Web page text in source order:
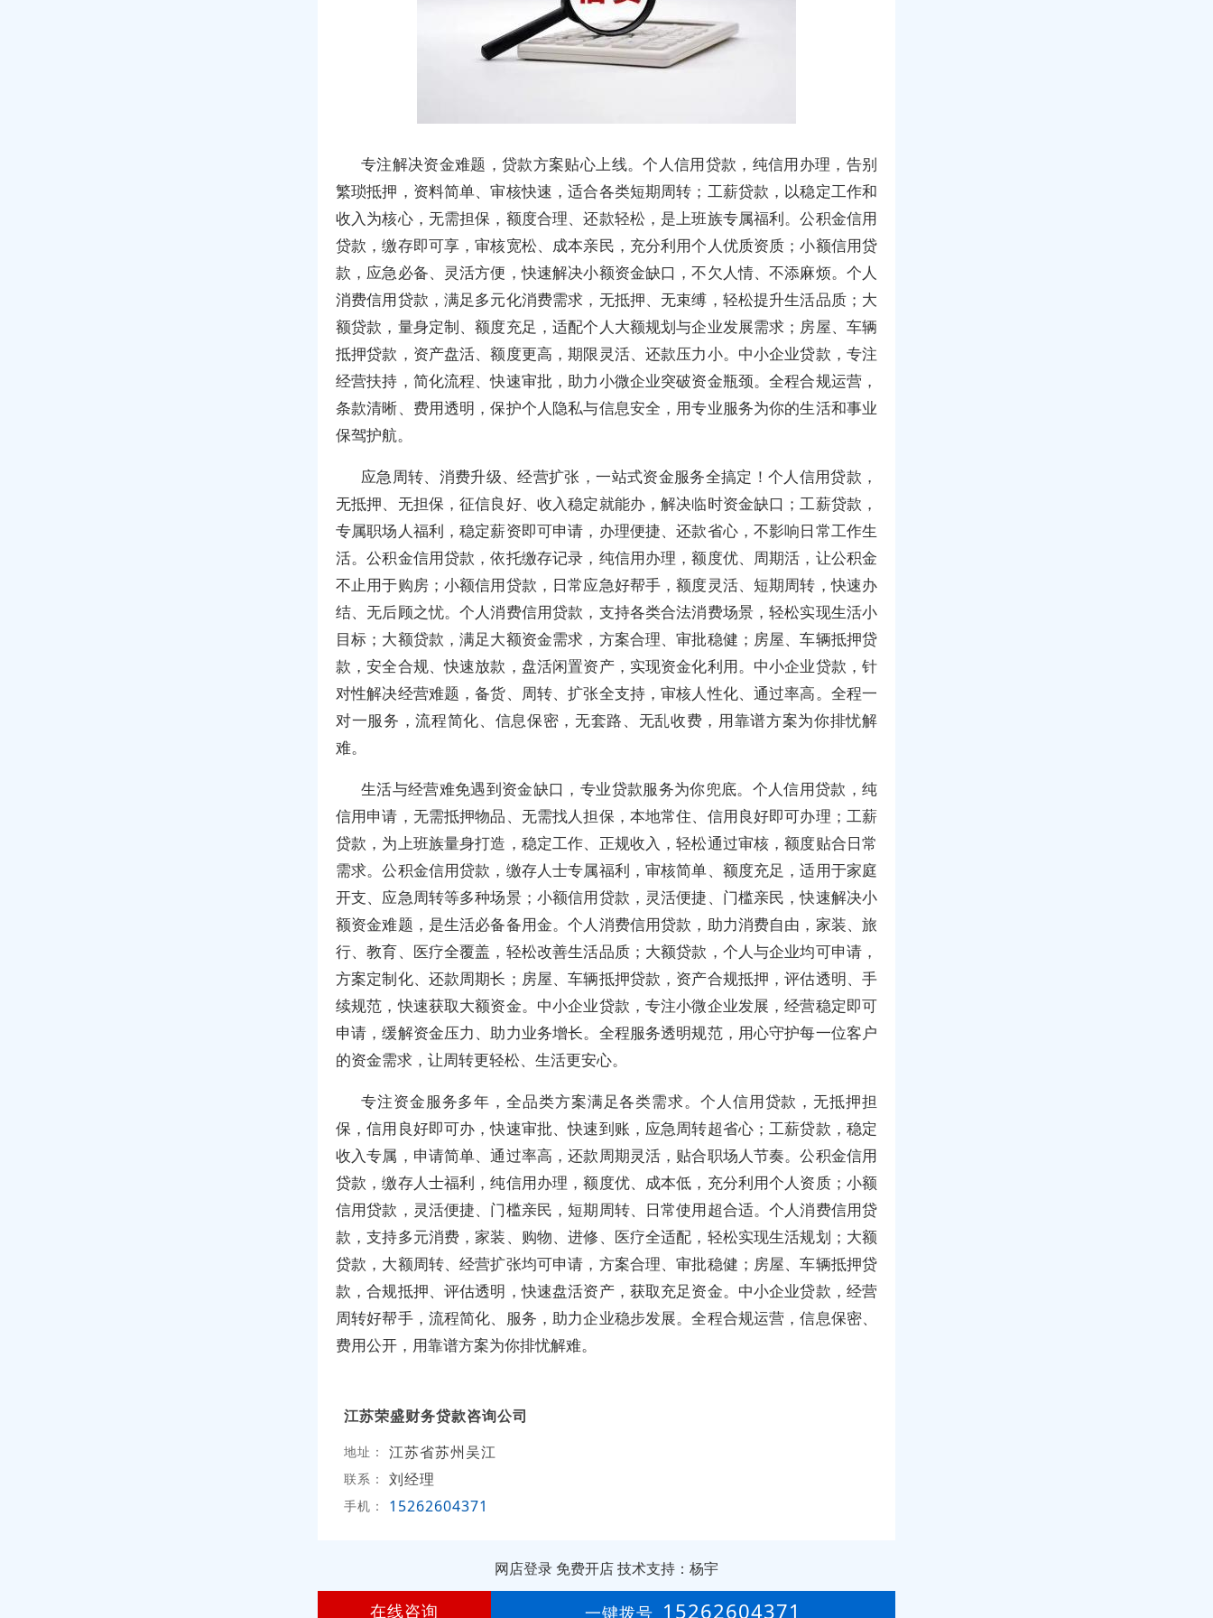
专注解决资金难题，贷款方案贴心上线。个人信用贷款，纯信用办理，告别
繁琐抵押，资料简单、审核快速，适合各类短期周转；工薪贷款，以稳定工作和
收入为核心，无需担保，额度合理、还款轻松，是上班族专属福利。公积金信用
贷款，缴存即可享，审核宽松、成本亲民，充分利用个人优质资质；小额信用贷
款，应急必备、灵活方便，快速解决小额资金缺口，不欠人情、不添麻烦。个人
消费信用贷款，满足多元化消费需求，无抵押、无束缚，轻松提升生活品质；大
额贷款，量身定制、额度充足，适配个人大额规划与企业发展需求；房屋、车辆
抵押贷款，资产盘活、额度更高，期限灵活、还款压力小。中小企业贷款，专注
经营扶持，简化流程、快速审批，助力小微企业突破资金瓶颈。全程合规运营，
条款清晰、费用透明，保护个人隐私与信息安全，用专业服务为你的生活和事业
保驾护航。
应急周转、消费升级、经营扩张，一站式资金服务全搞定！个人信用贷款，
无抵押、无担保，征信良好、收入稳定就能办，解决临时资金缺口；工薪贷款，
专属职场人福利，稳定薪资即可申请，办理便捷、还款省心，不影响日常工作生
活。公积金信用贷款，依托缴存记录，纯信用办理，额度优、周期活，让公积金
不止用于购房；小额信用贷款，日常应急好帮手，额度灵活、短期周转，快速办
结、无后顾之忧。个人消费信用贷款，支持各类合法消费场景，轻松实现生活小
目标；大额贷款，满足大额资金需求，方案合理、审批稳健；房屋、车辆抵押贷
款，安全合规、快速放款，盘活闲置资产，实现资金化利用。中小企业贷款，针
对性解决经营难题，备货、周转、扩张全支持，审核人性化、通过率高。全程一
对一服务，流程简化、信息保密，无套路、无乱收费，用靠谱方案为你排忧解
难。
生活与经营难免遇到资金缺口，专业贷款服务为你兜底。个人信用贷款，纯
信用申请，无需抵押物品、无需找人担保，本地常住、信用良好即可办理；工薪
贷款，为上班族量身打造，稳定工作、正规收入，轻松通过审核，额度贴合日常
需求。公积金信用贷款，缴存人士专属福利，审核简单、额度充足，适用于家庭
开支、应急周转等多种场景；小额信用贷款，灵活便捷、门槛亲民，快速解决小
额资金难题，是生活必备备用金。个人消费信用贷款，助力消费自由，家装、旅
行、教育、医疗全覆盖，轻松改善生活品质；大额贷款，个人与企业均可申请，
方案定制化、还款周期长；房屋、车辆抵押贷款，资产合规抵押，评估透明、手
续规范，快速获取大额资金。中小企业贷款，专注小微企业发展，经营稳定即可
申请，缓解资金压力、助力业务增长。全程服务透明规范，用心守护每一位客户
的资金需求，让周转更轻松、生活更安心。
专注资金服务多年，全品类方案满足各类需求。个人信用贷款，无抵押担
保，信用良好即可办，快速审批、快速到账，应急周转超省心；工薪贷款，稳定
收入专属，申请简单、通过率高，还款周期灵活，贴合职场人节奏。公积金信用
贷款，缴存人士福利，纯信用办理，额度优、成本低，充分利用个人资质；小额
信用贷款，灵活便捷、门槛亲民，短期周转、日常使用超合适。个人消费信用贷
款，支持多元消费，家装、购物、进修、医疗全适配，轻松实现生活规划；大额
贷款，大额周转、经营扩张均可申请，方案合理、审批稳健；房屋、车辆抵押贷
款，合规抵押、评估透明，快速盘活资产，获取充足资金。中小企业贷款，经营
周转好帮手，流程简化、服务，助力企业稳步发展。全程合规运营，信息保密、
费用公开，用靠谱方案为你排忧解难。
江苏荣盛财务贷款咨询公司
地址： 江苏省苏州吴江
联系： 刘经理
手机： 15262604371
网店登录 免费开店技术支持：杨宇
2年
在线咨询 一键拨号 15262604371